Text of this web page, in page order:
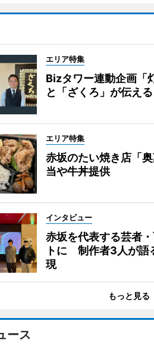
エリア特集
Bizタワー連動企画「
と「ざくろ」が伝え
エリア特集
赤坂のたい焼き店「
当や牛丼提供
インタビュー
赤坂を代表する芸者
トに 制作者3人が語
現
もっと見る
ース